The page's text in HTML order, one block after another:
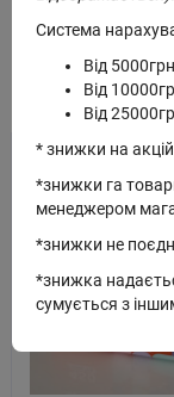
Система
Від
Від
Від
* знижки на
*знижки га
менеджером
*знижки не
*знижка
сумується з